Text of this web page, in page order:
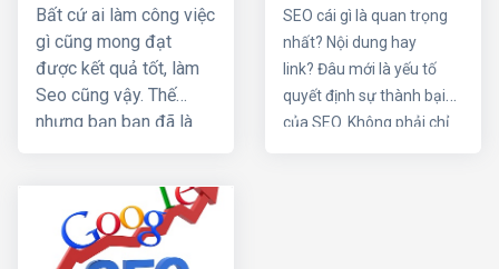
seo, cần những
thói quen nào?
Bất cứ ai làm công việc
gì cũng mong đạt
được kết quả tốt, làm
Seo cũng vậy. Thế
nhưng bạn bạn đã là
bị các đối thủ vượt
mặt. Vậy làm sao để
trở thành một seo
thành bại của SEO
SEO cái gì là quan trọng
nhất? Nội dung hay
link? Đâu mới là yếu tố
quyết định sự thành bại
của SEO. Không phải chỉ